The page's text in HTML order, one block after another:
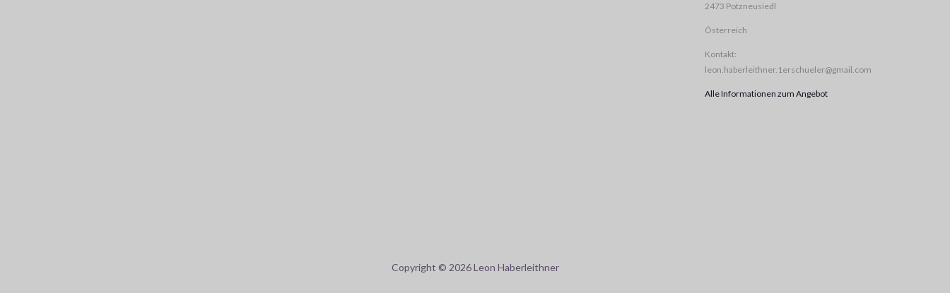
2473 Potzneusiedl
Österreich
Kontakt:
leon.haberleithner.1erschueler@gmail.com
Alle Informationen zum Angebot
Copyright © 2026 Leon Haberleithner